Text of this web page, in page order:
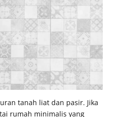
tanah liat dan pasir. Jika
rumah minimalis yang